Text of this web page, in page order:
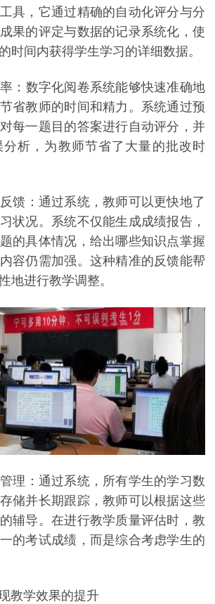
具，它通过精确的自动化评分与分
果的评定与数据的记录系统化，使
时间内获得学生学习的详细数据。
数字化阅卷系统能够快速准确地
省教师的时间和精力。系统通过预
每一题目的答案进行自动评分，并
析，为教师节省了大量的批改时
：通过系统，教师可以更快地了
状况。系统不仅能生成成绩报告，
的具体情况，给出哪些知识点掌握
容仍需加强。这种精准的反馈能帮
地进行教学调整。
：通过系统，所有学生的学习数
储并长期跟踪，教师可以根据这些
辅导。在进行教学质量评估时，教
的考试成绩，而是综合考虑学生的
学效果的提升